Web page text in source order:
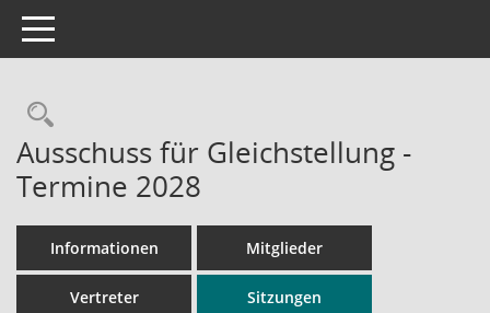
Toggle navigation
Rechercheauswahl
Ausschuss für Gleichstellung -
Termine 2028
Informationen Mitglieder
Vertreter Sitzungen